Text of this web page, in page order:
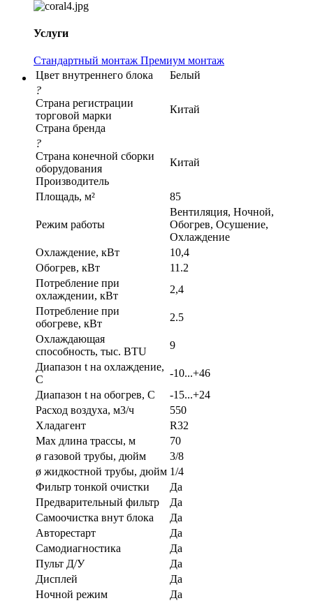
Услуги
Стандартный монтаж Премиум монтаж
Цвет внутреннего блока
Белый
?
Страна регистрации
торговой марки
Страна бренда
Китай
?
Страна конечной сборки
оборудования
Производитель
Китай
Площадь, м² 85
Режим работы
Вентиляция, Ночной,
Обогрев, Осушение,
Охлаждение
Охлаждение, кВт
10,4
Обогрев, кВт
11.2
Потребление при
охлаждении, кВт
2,4
Потребление при
обогреве, кВт
2.5
Охлаждающая
способность, тыс. BTU
9
Диапазон t на охлаждение,
С
-10...+46
Диапазон t на обогрев, С
-15...+24
Расход воздуха, м3/ч
550
Хладагент
R32
Max длина трассы, м
70
ø газовой трубы, дюйм
3/8
ø жидкостной трубы, дюйм 1/4
Фильтр тонкой очистки
Да
Предварительный фильтр
Да
Самоочистка внут блока
Да
Авторестарт
Да
Самодиагностика
Да
Пульт Д/У
Да
Дисплей
Да
Ночной режим
Да